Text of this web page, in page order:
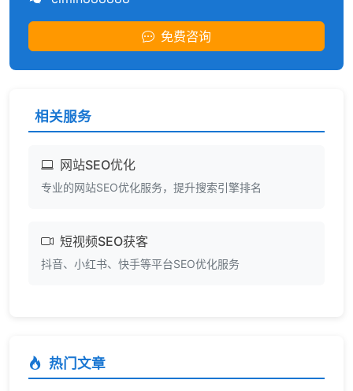
免费咨询
相关服务
网站SEO优化
专业的网站SEO优化服务，提升搜索引擎排名
短视频SEO获客
抖音、小红书、快手等平台SEO优化服务
热门文章